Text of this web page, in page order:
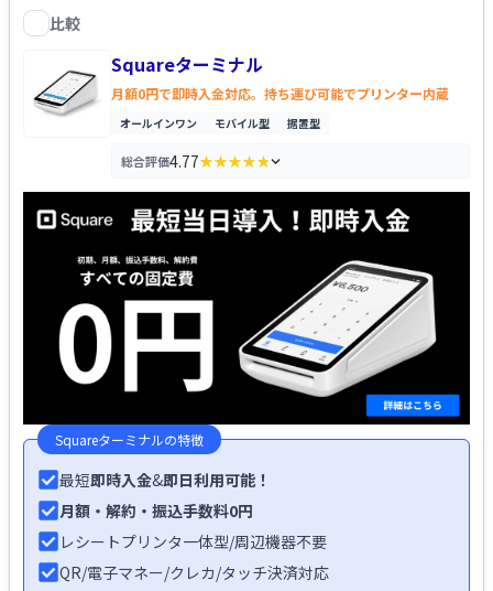
比較
Squareターミナル
Squareターミナル
月額0円で即時入金対応。持ち運び可能でプリンター内蔵
オールインワン モバイル型 据置型
総合評価4.77★★★★★
★★★★★
評価の内訳を見る
Squareターミナルの特徴
最短即時入金&即日利用可能！
月額・解約・振込手数料0円
レシートプリンタ一体型/周辺機器不要
QR/電子マネー/クレカ/タッチ決済対応